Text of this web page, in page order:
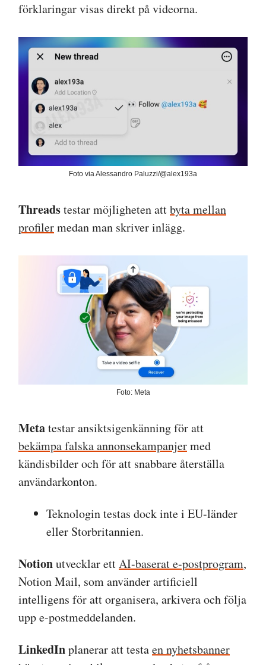
förklaringar visas direkt på videorna.
Foto via Alessandro Paluzzi/@alex193a
Threadstestar möjligheten attbyta mellan
profilermedan man skriver inlägg.
Foto: Meta
Metatestar ansiktsigenkänning för att
bekämpa falska annonsekampanjermed
kändisbilder och för att snabbare återställa
användarkonton.
Teknologin testas dock inte i EU-länder
eller Storbritannien.
Notionutvecklar ettAI-baserat e-postprogram,
Notion Mail, som använder artificiell
intelligens för att organisera, arkivera och följa
upp e-postmeddelanden.
LinkedInplanerar att testaen nyhetsbanner